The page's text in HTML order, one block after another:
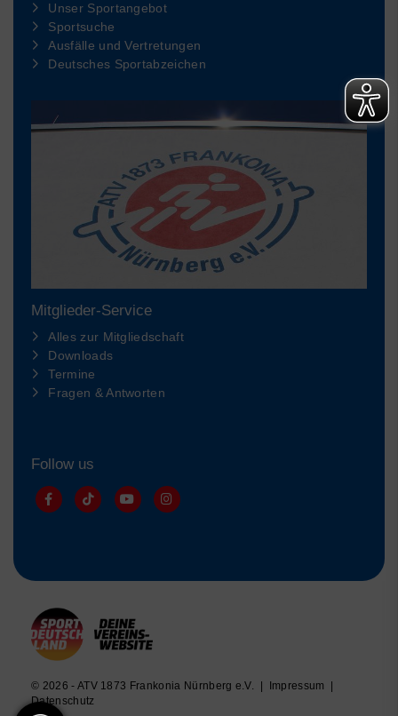
Unser Sportangebot
Sportsuche
Ausfälle und Vertretungen
Deutsches Sportabzeichen
Mitglieder-Service
Alles zur Mitgliedschaft
Downloads
Termine
Fragen & Antworten
Follow us
© 2026 - ATV 1873 Frankonia Nürnberg e.V. | Impressum
Datenschutz